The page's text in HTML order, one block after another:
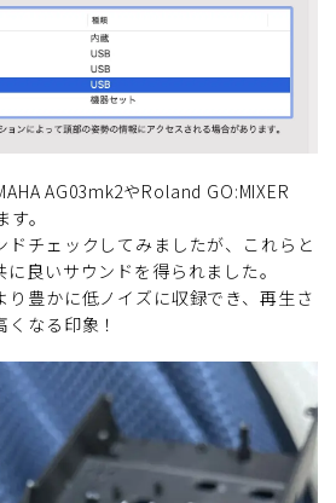
AG03mk2やRoland GO:MIXER
。
ドチェックしてみましたが、これらと
良いサウンドを得られました。
り豊かに低ノイズに収録でき、再生さ
なる印象！